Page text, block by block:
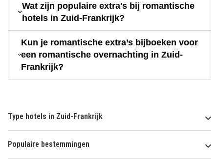
Wat zijn populaire extra's bij romantische
hotels in Zuid-Frankrijk?
Kun je romantische extra’s bijboeken voor
een romantische overnachting in Zuid-
Frankrijk?
Type hotels in Zuid-Frankrijk
Populaire bestemmingen